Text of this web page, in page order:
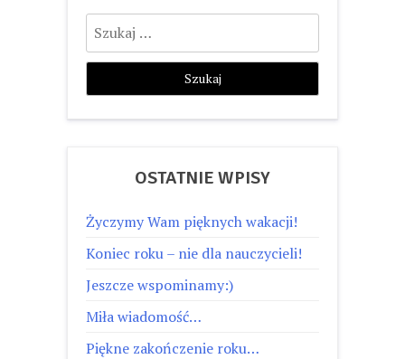
Szukaj:
OSTATNIE WPISY
Życzymy Wam pięknych wakacji!
Koniec roku – nie dla nauczycieli!
Jeszcze wspominamy:)
Miła wiadomość…
Piękne zakończenie roku…